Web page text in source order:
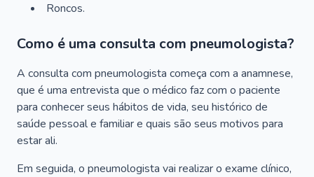
Roncos.
Como é uma consulta com pneumologista?
A consulta com pneumologista começa com a anamnese,
que é uma entrevista que o médico faz com o paciente
para conhecer seus hábitos de vida, seu histórico de
saúde pessoal e familiar e quais são seus motivos para
estar ali.
Em seguida, o pneumologista vai realizar o exame clínico,